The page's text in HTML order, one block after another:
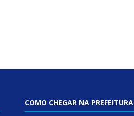
COMO CHEGAR NA PREFEITURA